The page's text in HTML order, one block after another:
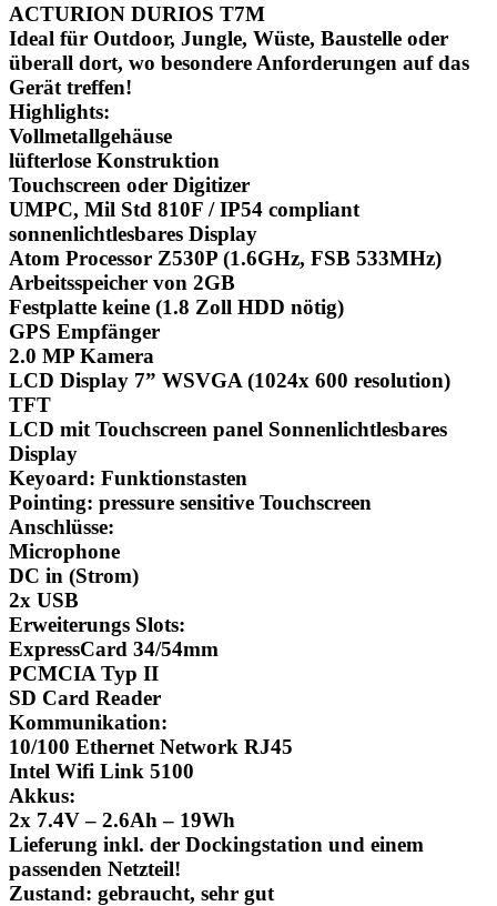
ACTURION DURIOS T7M
Ideal für Outdoor, Jungle, Wüste, Baustelle oder
überall dort, wo besondere Anforderungen auf das
Gerät treffen!
Highlights:
Vollmetallgehäuse
lüfterlose Konstruktion
Touchscreen oder Digitizer
UMPC, Mil Std 810F / IP54 compliant
sonnenlichtlesbares Display
Atom Processor Z530P (1.6GHz, FSB 533MHz)
Arbeitsspeicher von 2GB
Festplatte keine (1.8 Zoll HDD nötig)
GPS Empfänger
2.0 MP Kamera
LCD Display 7” WSVGA (1024x 600 resolution)
TFT
LCD mit Touchscreen panel Sonnenlichtlesbares
Display
Keyoard: Funktionstasten
Pointing: pressure sensitive Touchscreen
Anschlüsse:
Microphone
DC in (Strom)
2x USB
Erweiterungs Slots:
ExpressCard 34/54mm
PCMCIA Typ II
SD Card Reader
Kommunikation:
10/100 Ethernet Network RJ45
Intel Wifi Link 5100
Akkus:
2x 7.4V – 2.6Ah – 19Wh
Lieferung inkl. der Dockingstation und einem
passenden Netzteil!
Zustand: gebraucht, sehr gut